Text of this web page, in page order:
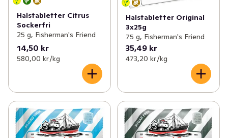
Halstabletter Citrus
Sockerfri
25 g, Fisherman's Friend
14,50 kr
580,00 kr /kg
Halstabletter Original
3x25g
75 g, Fisherman's Friend
35,49 kr
473,20 kr /kg